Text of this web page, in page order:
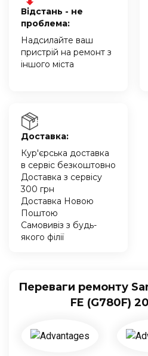
Відстань - не
проблема:
Надсилайте ваш
пристрій на ремонт з
іншого міста
Доставка:
Кур'єрська доставка
в сервіс безкоштовно
Доставка з сервісу
300 грн
Доставка Новою
Поштою
Самовивіз з будь-
якого філії
Переваги ремонту
FE (G780F)